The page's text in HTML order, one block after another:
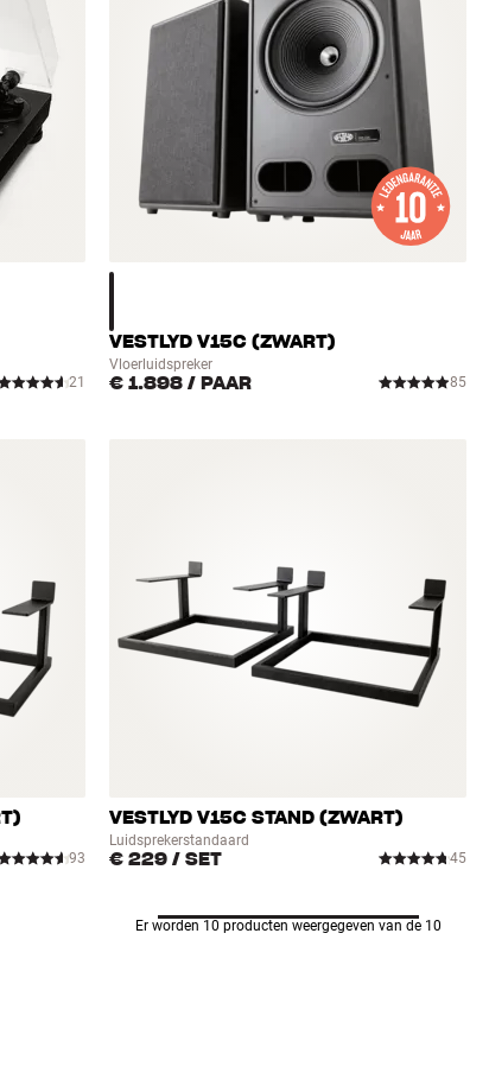
21
VESTLYD V15C (ZWART)
Vloerluidspreker
€ 1.898/ PAAR 85
93
VESTLYD V15C STAND (ZWART)
Luidsprekerstandaard
€ 229/ SET 45
Er worden 10 producten weergegeven van de 10